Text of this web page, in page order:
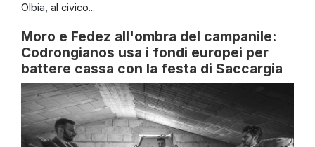
Olbia, al civico...
Moro e Fedez all'ombra del campanile:
Codrongianos usa i fondi europei per
battere cassa con la festa di Saccargia